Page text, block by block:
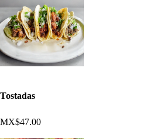
Tostadas
MX$47.00